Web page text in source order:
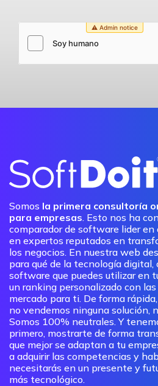
Somos la primera consultoría
para empresas. Esto nos ha
comparador de software lider en
en expertos reputados en
los negocios. En nuestra web
para qué de la tecnología
software que puedes utilizar en
un ranking personalizado con
mercado para ti. De forma
no vendemos ninguna solución,
Somos 100% neutrales. Y
primero, mostrarte de forma
que mejor se adaptan a tu
a adquirir las competencias y
necesitarás en un presente y
más tecnológico.